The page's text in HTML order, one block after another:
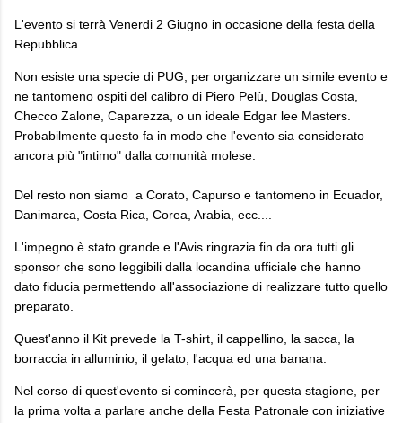
L'evento si terrà Venerdi 2 Giugno in occasione della festa della
Repubblica.
Non esiste una specie di PUG, per organizzare un simile evento e
ne tantomeno ospiti del calibro di Piero Pelù, Douglas Costa,
Checco Zalone, Caparezza, o un ideale Edgar lee Masters.
Probabilmente questo fa in modo che l'evento sia considerato
ancora più "intimo" dalla comunità molese.
Del resto non siamo a Corato, Capurso e tantomeno in Ecuador,
Danimarca, Costa Rica, Corea, Arabia, ecc....
L'impegno è stato grande e l'Avis ringrazia fin da ora tutti gli
sponsor che sono leggibili dalla locandina ufficiale che hanno
dato fiducia permettendo all'associazione di realizzare tutto quello
preparato.
Quest'anno il Kit prevede la T-shirt, il cappellino, la sacca, la
borraccia in alluminio, il gelato, l'acqua ed una banana.
Nel corso di quest'evento si comincerà, per questa stagione, per
la prima volta a parlare anche della Festa Patronale con iniziative